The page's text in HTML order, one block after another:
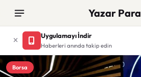
Yazar Para
Uygulamayı İndir
Haberleri anında takip edin
Borsa